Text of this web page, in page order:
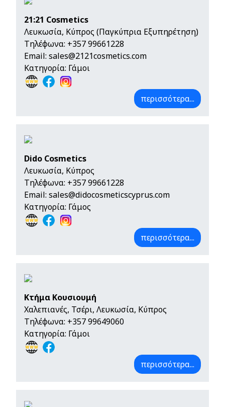
21:21 Cosmetics
Λευκωσία, Κύπρος (Παγκύπρια Εξυπηρέτηση)
Τηλέφωνα: +357 99661228
Email: sales@2121cosmetics.com
Κατηγορία: Γάμοι
περισσότερα...
Dido Cosmetics
Λευκωσία, Κύπρος
Τηλέφωνα: +357 99661228
Email: sales@didocosmeticscyprus.com
Κατηγορία: Γάμος
περισσότερα...
Κτήμα Κουσιουμή
Χαλεπιανές, Τσέρι, Λευκωσία, Κύπρος
Τηλέφωνα: +357 99649060
Κατηγορία: Γάμοι
περισσότερα...